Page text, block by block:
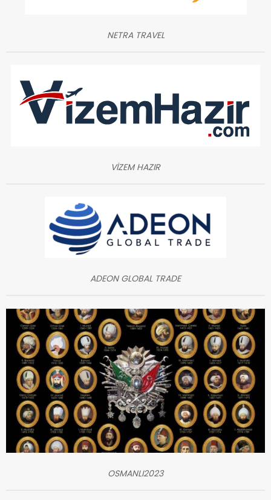
NETRA TRAVEL
VİZEM HAZIR
ADEON GLOBAL TRADE
OSMANLI2023